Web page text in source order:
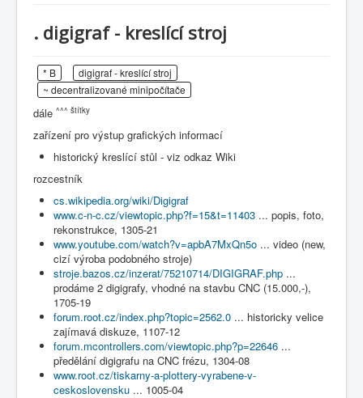
Cíle expozice
PRŮVODCE EXPOZICÍ
Současnost SW a IT
Historické počítače
COBOL
O nás
Úvod
B - počítače a další technika
tech. prostředky k práci s daty
. digigraf - kreslící stroj
. digigraf - kreslící stroj
* B
digigraf - kreslící stroj
~ decentralizované minipočítače
dále ^^^ štítky
zařízení pro výstup grafických informací
historický kreslící stůl - viz odkaz Wiki
rozcestník
cs.wikipedia.org/wiki/Digigraf
www.c-n-c.cz/viewtopic.php?f=15&t=11403 ... popis, foto,
rekonstrukce, 1305-21
www.youtube.com/watch?v=apbA7MxQn5o ... video (new,
cizí výroba podobného stroje)
stroje.bazos.cz/inzerat/75210714/DIGIGRAF.php ...
prodáme 2 digigrafy, vhodné na stavbu CNC (15.000,-),
1705-19
forum.root.cz/index.php?topic=2562.0 ... historicky velice
zajímavá diskuze, 1107-12
forum.mcontrollers.com/viewtopic.php?p=22646 ...
předělání digigrafu na CNC frézu, 1304-08
www.root.cz/tiskarny-a-plottery-vyrabene-v-
ceskoslovensku ... 1005-04